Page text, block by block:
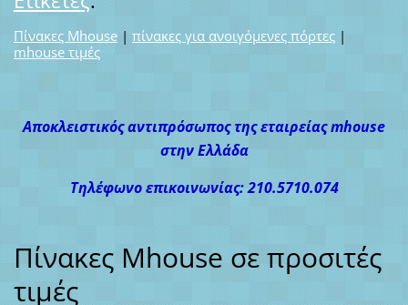
Πίνακες Mhouse | πίνακες για ανοιγόμενες πόρτες |
mhouse τιμές
Αποκλειστικός αντιπρόσωπος της εταιρείας mhouse
στην Ελλάδα
Τηλέφωνο επικοινωνίας: 210.5710.074
Πίνακες Mhouse σε προσιτές
τιμές